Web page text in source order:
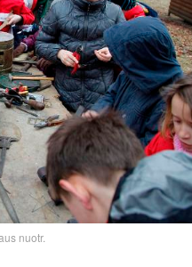
nuotr.